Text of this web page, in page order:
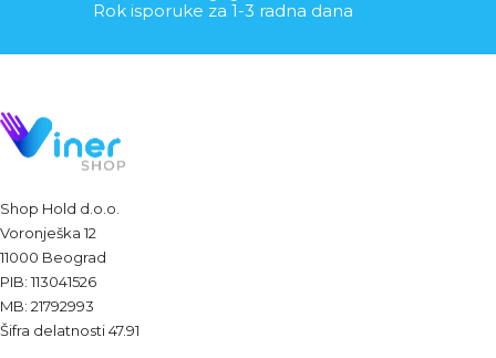
Rok isporuke za 1-3 radna dana
Shop Hold d.o.o.
Voronješka 12
11000 Beograd
PIB: 113041526
MB: 21792993
Šifra delatnosti 47.91